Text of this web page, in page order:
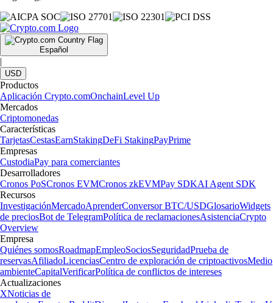
Español
|
USD
Productos
Aplicación Crypto.comOnchainLevel Up
Mercados
Criptomonedas
Características
TarjetasCestasEarnStakingDeFi StakingPayPrime
Empresas
CustodiaPay para comerciantes
Desarrolladores
Cronos PoSCronos EVMCronos zkEVMPay SDKAI Agent SDK
Recursos
InvestigaciónMercadoAprenderConversor BTC/USDGlosarioWidgets
de preciosBot de TelegramPolítica de reclamacionesAsistenciaCrypto
Overview
Empresa
Quiénes somosRoadmapEmpleoSociosSeguridadPrueba de
reservasAfiliadoLicenciasCentro de exploración de criptoactivosMedio
ambienteCapitalVerificarPolítica de conflictos de intereses
Actualizaciones
XNoticias de